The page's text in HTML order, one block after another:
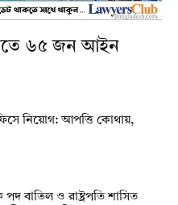
৬৫ জন আইন
নিয়োগ: আপত্তি কোথায়,
পদ বাতিল ও রাষ্ট্রপতি শাসিত